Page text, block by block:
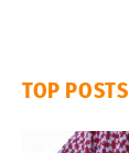
TOP POSTS